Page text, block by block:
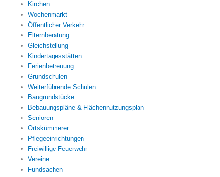
Kirchen
Wochenmarkt
Öffentlicher Verkehr
Elternberatung
Gleichstellung
Kindertagesstätten
Ferienbetreuung
Grundschulen
Weiterführende Schulen
Baugrundstücke
Bebauungspläne & Flächennutzungsplan
Senioren
Ortskümmerer
Pflegeeinrichtungen
Freiwillige Feuerwehr
Vereine
Fundsachen